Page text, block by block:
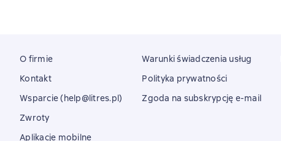
O firmie
Kontakt
Wsparcie (help@litres.pl)
Zwroty
Aplikacje mobilne
Warunki świadczenia usług
Polityka prywatności
Zgoda na subskrypcję e-mail